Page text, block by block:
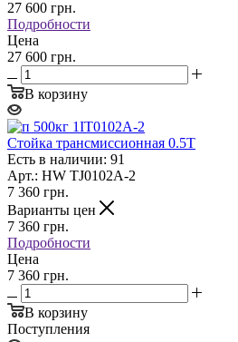
27 600 грн.
Подробности
Цена
27 600 грн.
В корзину
Стойка трансмиссионная 0.5T
Есть в наличии: 91
Арт.: HW TJ0102A-2
7 360 грн.
Варианты цен
7 360 грн.
Подробности
Цена
7 360 грн.
В корзину
Поступления